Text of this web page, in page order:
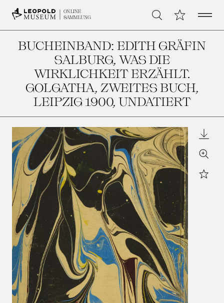
ONLINE
SAMMLUNG
Suche Meine Open
BUCHEINBAND: EDITH GRÄFIN
SALBURG, WAS DIE
WIRKLICHKEIT ERZÄHLT.
GOLGATHA, ZWEITES BUCH,
LEIPZIG 1900, UNDATIERT
Zoom
Star